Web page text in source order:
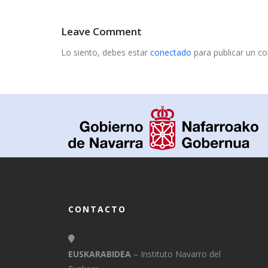
Leave Comment
Lo siento, debes estar conectado para publicar un
CONTACTO
EUSKARABIDEA – Instituto Navarro del